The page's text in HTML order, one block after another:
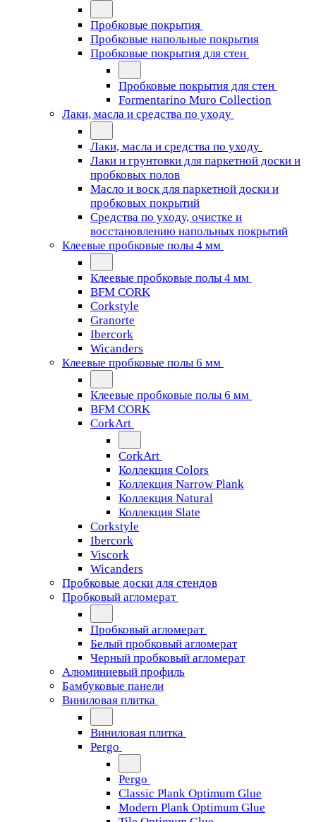
Пробковые покрытия
Пробковые напольные покрытия
Пробковые покрытия для стен
Пробковые покрытия для стен
Formentarino Muro Collection
Лаки, масла и средства по уходу
Лаки, масла и средства по уходу
Лаки и грунтовки для паркетной доски и
пробковых полов
Масло и воск для паркетной доски и
пробковых покрытий
Средства по уходу, очистке и
восстановлению напольных покрытий
Клеевые пробковые полы 4 мм
Клеевые пробковые полы 4 мм
BFM CORK
Corkstyle
Granorte
Ibercork
Wicanders
Клеевые пробковые полы 6 мм
Клеевые пробковые полы 6 мм
BFM CORK
CorkArt
CorkArt
Коллекция Colors
Коллекция Narrow Plank
Коллекция Natural
Коллекция Slate
Corkstyle
Ibercork
Viscork
Wicanders
Пробковые доски для стендов
Пробковый агломерат
Пробковый агломерат
Белый пробковый агломерат
Черный пробковый агломерат
Алюминиевый профиль
Бамбуковые панели
Виниловая плитка
Виниловая плитка
Pergo
Pergo
Classic Plank Optimum Glue
Modern Plank Optimum Glue